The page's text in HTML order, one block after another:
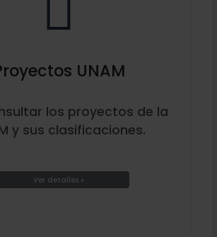
UNAM
los proyectos de la
y sus clasificaciones.
Ver detalles »